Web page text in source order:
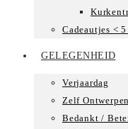
Cadeautjes < 5
GELEGENHEID
Verjaardag
Zelf Ontwerpen
Bedankt /